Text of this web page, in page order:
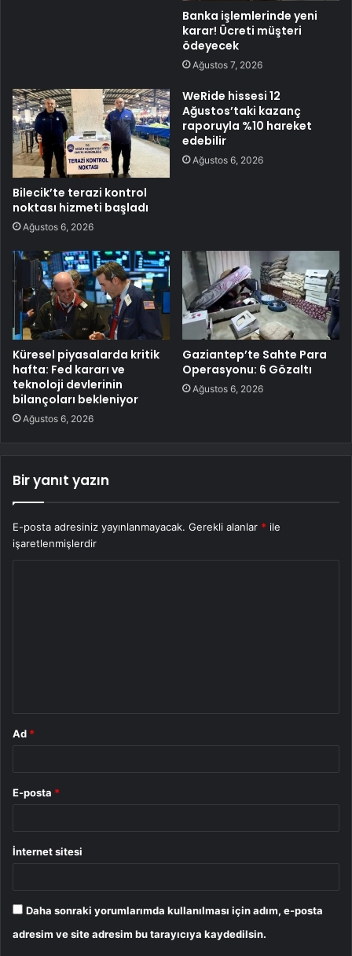
Banka işlemlerinde yeni
karar! Ücreti müşteri
ödeyecek
Ağustos 7, 2026
Bilecik’te terazi kontrol
noktası hizmeti başladı
Ağustos 6, 2026
WeRide hissesi 12
Ağustos’taki kazanç
raporuyla %10 hareket
edebilir
Ağustos 6, 2026
Küresel piyasalarda kritik
hafta: Fed kararı ve
teknoloji devlerinin
bilançoları bekleniyor
Ağustos 6, 2026
Gaziantep’te Sahte Para
Operasyonu: 6 Gözaltı
Ağustos 6, 2026
Bir yanıt yazın
E-posta adresiniz yayınlanmayacak. Gerekli alanlar * ile
işaretlenmişlerdir
Ad *
E-posta *
İnternet sitesi
Daha sonraki yorumlarımda kullanılması için adım, e-posta
adresim ve site adresim bu tarayıcıya kaydedilsin.